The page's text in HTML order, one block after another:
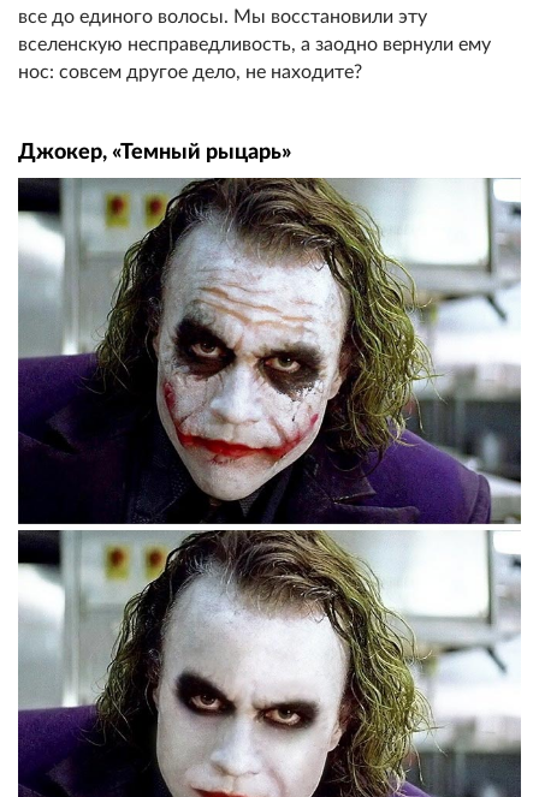
все до единого волосы. Мы восстановили эту
вселенскую несправедливость, а заодно вернули ему
нос: совсем другое дело, не находите?
Джокер, «Темный рыцарь»